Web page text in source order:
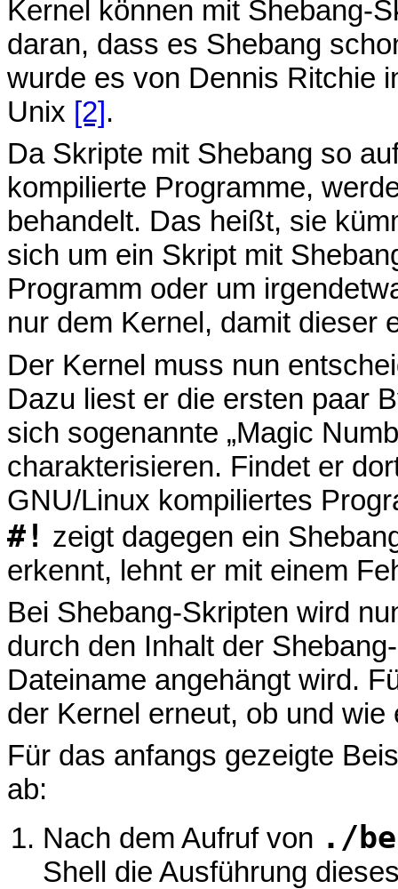
Kernel können mit Shebang-
daran, dass es Shebang
wurde es von Dennis Ritchie
Unix [2].
Da Skripte mit Shebang so
kompilierte Programme,
behandelt. Das heißt, sie
sich um ein Skript mit
Programm oder um
nur dem Kernel, damit dieser
Der Kernel muss nun
Dazu liest er die ersten paar
sich sogenannte „Magic
charakterisieren. Findet er
GNU/Linux kompiliertes
#! zeigt dagegen ein
erkennt, lehnt er mit einem
Bei Shebang-Skripten wird
durch den Inhalt der
Dateiname angehängt wird.
der Kernel erneut, ob und wie
Für das anfangs gezeigte
ab:
Nach dem Aufruf von ./
Shell die Ausführung